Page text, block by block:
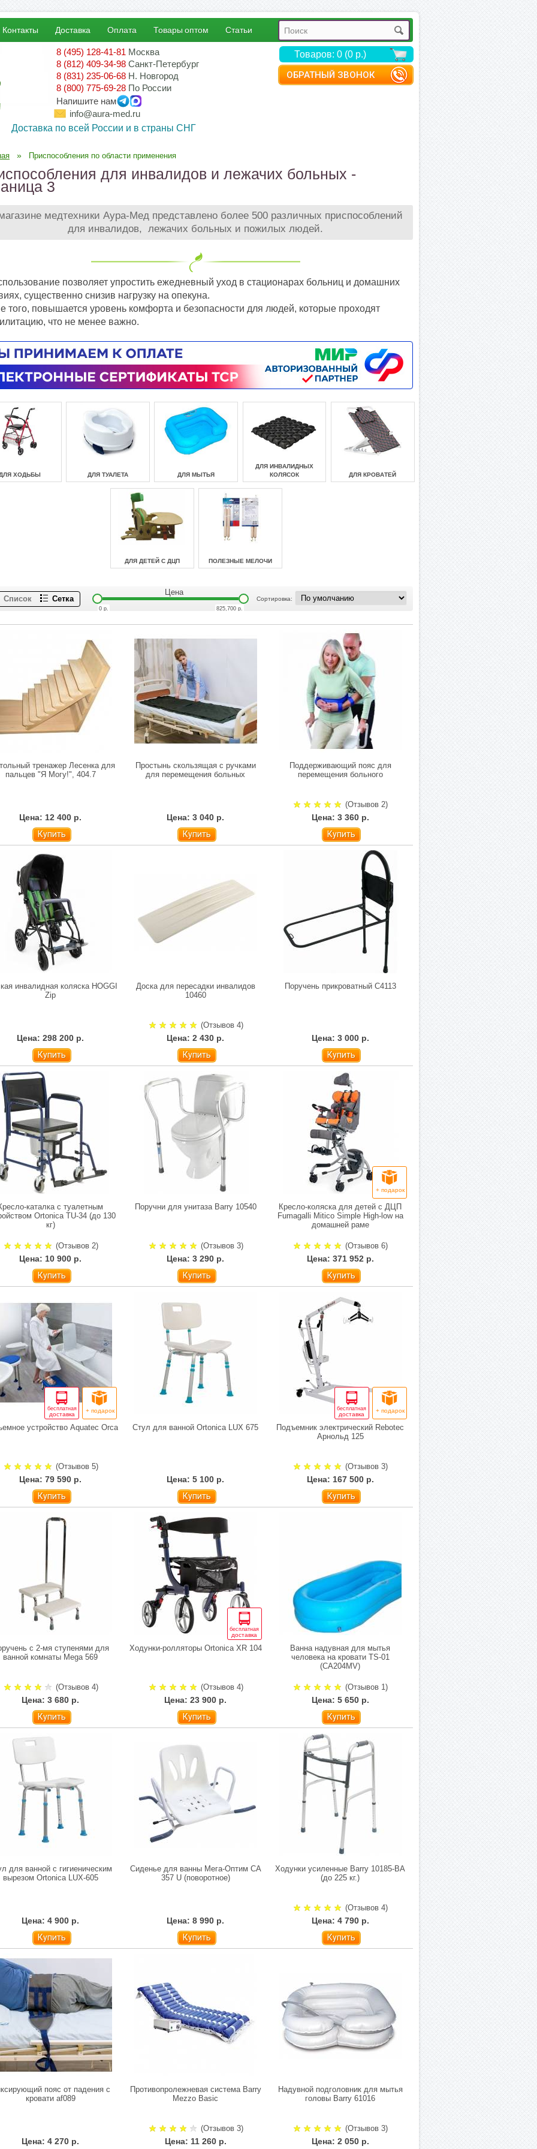
ОБРАТНЫЙ ЗВОНОК
Контакты Доставка Оплата Товары оптом Статьи
8 (495) 128-41-81 Москва
8 (812) 409-34-98 Санкт-Петербург
8 (831) 235-06-68 Н. Новгород
8 (800) 775-69-28 По России
Напишите нам
info@aura-med.ru
Доставка по всей России и в страны СНГ
Товаров: 0 (0 р.)
» Приспособления по области применения
для инвалидов и лежачих больных -
3
медтехники Аура-Мед представлено более 500 различных приспособлений
для инвалидов, лежачих больных и пожилых людей.
позволяет упростить ежедневный уход в стационарах больниц и домашних
существенно снизив нагрузку на опекуна.
того, повышается уровень комфорта и безопасности для людей, которые проходят
что не менее важно.
ХОДЬБЫ ДЛЯ ТУАЛЕТА ДЛЯ МЫТЬЯ
ДЛЯ ИНВАЛИДНЫХ
КОЛЯСОК
ДЛЯ КРОВАТЕЙ
ДЛЯ ДЕТЕЙ С ДЦП ПОЛЕЗНЫЕ МЕЛОЧИ
Список Сетка Сортировка:
Цена
0 р. 825,700 р.
тренажер Лесенка для
пальцев "Я Могу!", 404.7
Цена: 12 400 р.
Купить
Простынь скользящая с ручками
для перемещения больных
Цена: 3 040 р.
Купить
Поддерживающий пояс для
перемещения больного
(Отзывов 2)
Цена: 3 360 р.
Купить
инвалидная коляска HOGGI
Zip
Цена: 298 200 р.
Купить
Доска для пересадки инвалидов
10460
(Отзывов 4)
Цена: 2 430 р.
Купить
Поручень прикроватный C4113
Цена: 3 000 р.
Купить
каталка с туалетным
Ortonica TU-34 (до 130
кг)
(Отзывов 2)
Цена: 10 900 р.
Купить
Поручни для унитаза Barry 10540
(Отзывов 3)
Цена: 3 290 р.
Купить
+ подарок
Кресло-коляска для детей с ДЦП
Fumagalli Mitico Simple High-low на
домашней раме
(Отзывов 6)
Цена: 371 952 р.
Купить
бесплатная
доставка
+ подарок
устройство Aquatec Orca
(Отзывов 5)
Цена: 79 590 р.
Купить
Стул для ванной Ortonica LUX 675
Цена: 5 100 р.
Купить
бесплатная
доставка
+ подарок
Подъемник электрический Rebotec
Арнольд 125
(Отзывов 3)
Цена: 167 500 р.
Купить
с 2-мя ступенями для
ванной комнаты Mega 569
(Отзывов 4)
Цена: 3 680 р.
Купить
бесплатная
доставка
Ходунки-ролляторы Ortonica XR 104
(Отзывов 4)
Цена: 23 900 р.
Купить
Ванна надувная для мытья
человека на кровати TS-01
(CA204MV)
(Отзывов 1)
Цена: 5 650 р.
Купить
для ванной с гигиеническим
вырезом Ortonica LUX-605
Цена: 4 900 р.
Купить
Сиденье для ванны Мега-Оптим CA
357 U (поворотное)
Цена: 8 990 р.
Купить
Ходунки усиленные Barry 10185-BA
(до 225 кг.)
(Отзывов 4)
Цена: 4 790 р.
Купить
пояс от падения с
кровати af089
Цена: 4 270 р.
Противопролежневая система Barry
Mezzo Basic
(Отзывов 3)
Цена: 11 260 р.
Надувной подголовник для мытья
головы Barry 61016
(Отзывов 3)
Цена: 2 050 р.